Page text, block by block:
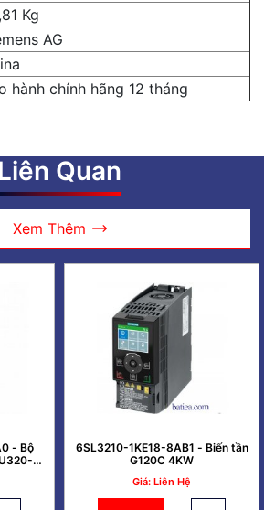
Kg
AG
hành chính hãng 12 tháng
Quan
Xem Thêm
- Bộ
2
6SL3210-1KE18-8AB1 - Biến tần
G120C 4KW
Giá: Liên Hệ